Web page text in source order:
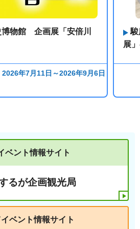
ドを表示
物館 企画展「安倍川
2026年7月11日～2026年9月6日
駿
展
ベント情報サイト
るが企画観光局
ベント情報サイト